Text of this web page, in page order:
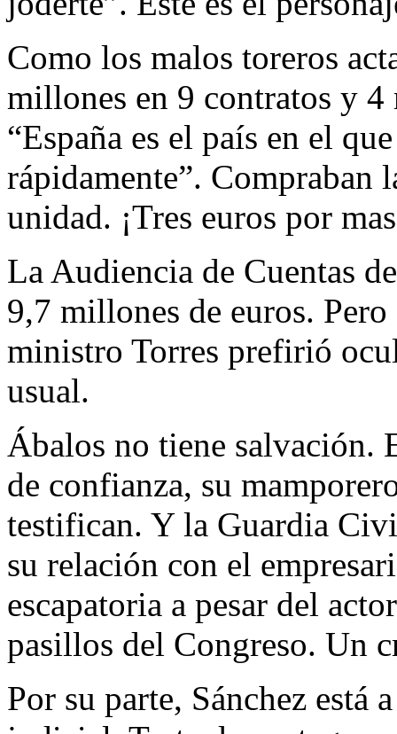
Como los malos toreros
millones en 9 contratos y 4
“España es el país en el
rápidamente”. Compraban
unidad. ¡Tres euros por
La Audiencia de Cuentas
9,7 millones de euros.
ministro Torres prefirió
usual.
Ábalos no tiene salvación.
de confianza, su
testifican. Y la Guardia
su relación con el
escapatoria a pesar del
pasillos del Congreso. Un
Por su parte, Sánchez está